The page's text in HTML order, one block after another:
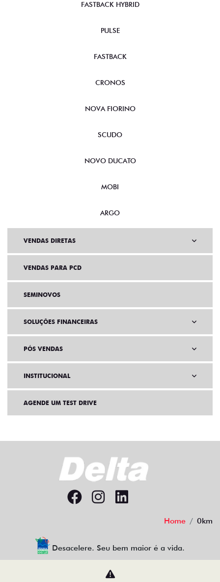
FASTBACK HYBRID
PULSE
FASTBACK
CRONOS
NOVA FIORINO
SCUDO
NOVO DUCATO
MOBI
ARGO
VENDAS DIRETAS
VENDAS PARA PCD
SEMINOVOS
SOLUÇÕES FINANCEIRAS
PÓS VENDAS
INSTITUCIONAL
AGENDE UM TEST DRIVE
Home 0km
Desacelere. Seu bem maior é a vida.